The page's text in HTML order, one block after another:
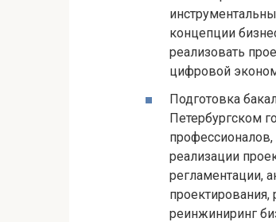
концепции
реализовать
цифровой
Подготовка
Петербургском
профессионалов,
реализации
регламентации,
проектирования,
реинжиниринг